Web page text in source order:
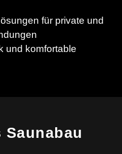
für private und
und komfortable